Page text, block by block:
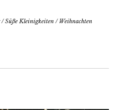
/Süße Kleinigkeiten / Weihnachten